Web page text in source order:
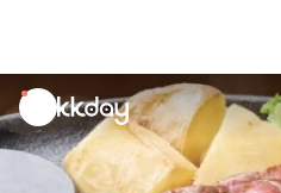
unread
notifications